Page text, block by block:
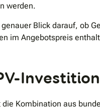
werden.
Blick darauf, ob
im Angebotspreis
Kombination aus